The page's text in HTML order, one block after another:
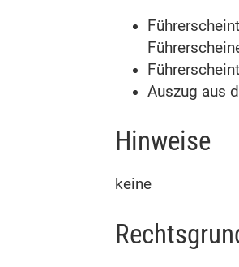
Auszug aus
Hinweise
keine